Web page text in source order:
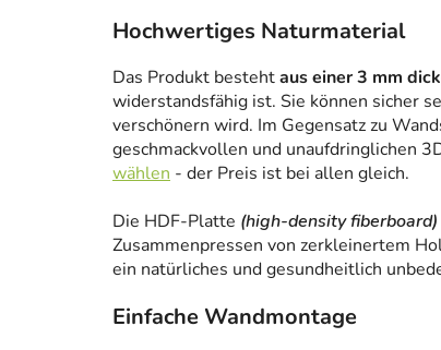
Hochwertiges Naturmaterial
Das Produkt bestehtaus einer 3 mm
widerstandsfähig ist. Sie können sicher
verschönern wird. Im Gegensatz zu
geschmackvollen und unaufdringlichen
wählen - der Preis ist bei allen gleich.
Die HDF-Platte (high-density fiberboard)
Zusammenpressen von zerkleinertem
ein natürliches und gesundheitlich
Einfache Wandmontage